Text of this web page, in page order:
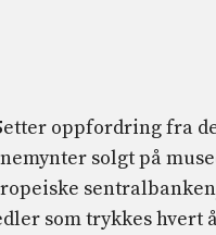
etter oppfordring fra
solgt på
som trykkes hvert